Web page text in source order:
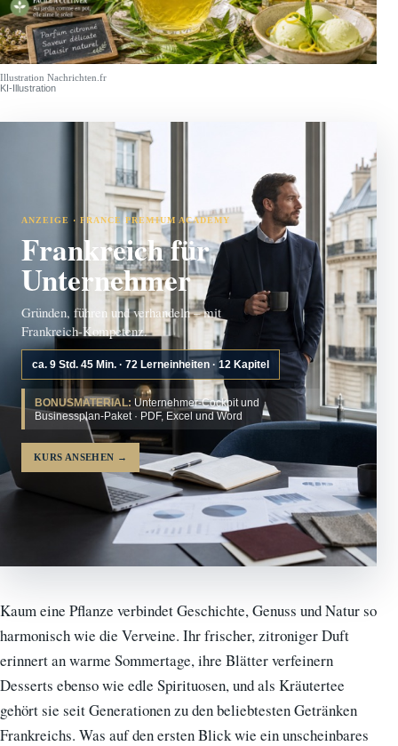
Illustration Nachrichten.fr
KI-Illustration
ANZEIGE · FRANCE PREMIUM ACADEMY
Frankreich für
Unternehmer
Gründen, führen und verhandeln – mit
Frankreich-Kompetenz.
ca. 9 Std. 45 Min. · 72 Lerneinheiten · 12 Kapitel
BONUSMATERIAL: Unternehmer-Cockpit und
Businessplan-Paket · PDF, Excel und Word
KURS ANSEHEN →
Kaum eine Pflanze verbindet Geschichte, Genuss und Natur so
harmonisch wie die Verveine. Ihr frischer, zitroniger Duft
erinnert an warme Sommertage, ihre Blätter verfeinern
Desserts ebenso wie edle Spirituosen, und als Kräutertee
gehört sie seit Generationen zu den beliebtesten Getränken
Frankreichs. Was auf den ersten Blick wie ein unscheinbares